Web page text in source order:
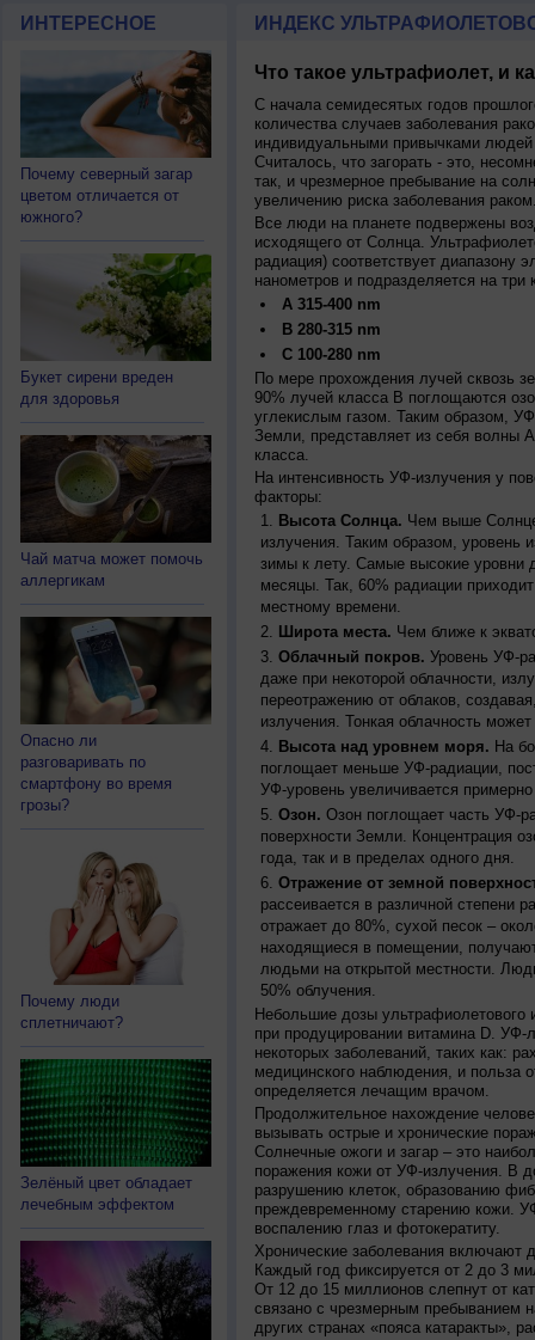
ИНТЕРЕСНОЕ
Почему северный загар
цветом отличается от
южного?
Букет сирени вреден
для здоровья
Чай матча может помочь
аллергикам
Опасно ли
разговаривать по
смартфону во время
грозы?
Почему люди
сплетничают?
Зелёный цвет обладает
лечебным эффектом
ИНДЕКС
Что такое ультрафиолет, и
С начала семидесятых годов
количества случаев заболевания
индивидуальными привычками
Считалось, что загорать - это,
так, и чрезмерное пребывание на
увеличению риска заболевания
Все люди на планете подвержены
исходящего от Солнца.
радиация) соответствует диапазону
нанометров и подразделяется на три
A 315-400 nm
B 280-315 nm
C 100-280 nm
По мере прохождения лучей сквозь
90% лучей класса B поглощаются
углекислым газом. Таким образом,
Земли, представляет из себя волны
класса.
На интенсивность УФ-излучения у
факторы:
Высота Солнца. Чем выше
излучения. Таким образом, уровень
зимы к лету. Самые высокие уровни
месяцы. Так, 60% радиации
местному времени.
Широта места. Чем ближе к
Облачный покров. Уровень УФ-
даже при некоторой облачности,
переотражению от облаков,
излучения. Тонкая облачность
Высота над уровнем моря. На
поглощает меньше УФ-радиации,
УФ-уровень увеличивается
Озон. Озон поглощает часть УФ-
поверхности Земли. Концентрация
года, так и в пределах одного дня.
Отражение от земной
рассеивается в различной степени
отражает до 80%, сухой песок –
находящиеся в помещении,
людьми на открытой местности.
50% облучения.
Небольшие дозы ультрафиолетового
при продуцировании витамина D.
некоторых заболеваний, таких как:
медицинского наблюдения, и польза
определяется лечащим врачом.
Продолжительное нахождение
вызывать острые и хронические
Солнечные ожоги и загар – это
поражения кожи от УФ-излучения. В
разрушению клеток, образованию
преждевременному старению кожи.
воспалению глаз и фотокератиту.
Хронические заболевания включают
Каждый год фиксируется от 2 до 3
От 12 до 15 миллионов слепнут от
связано с чрезмерным пребыванием
других странах «пояса катаракты»,